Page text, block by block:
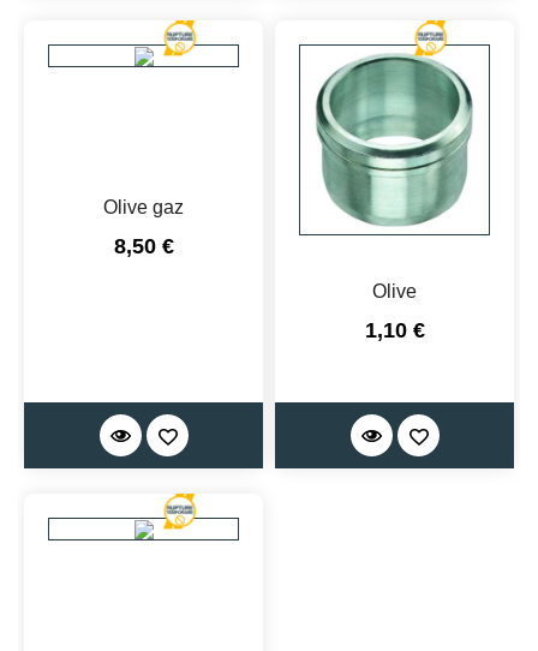
Olive gaz
Prix
8,50 €
Olive
Prix
1,10 €